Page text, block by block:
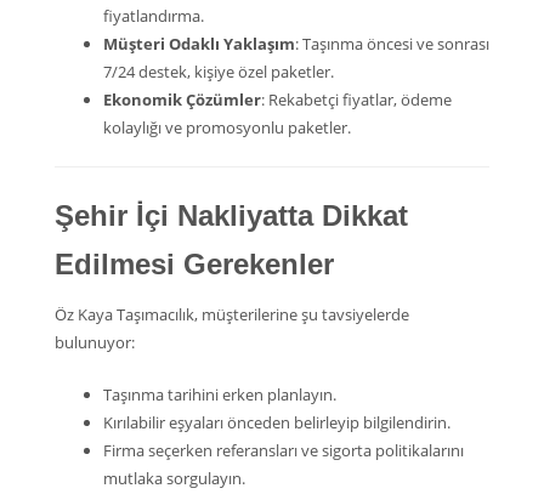
fiyatlandırma.
Müşteri Odaklı Yaklaşım: Taşınma öncesi ve sonrası
7/24 destek, kişiye özel paketler.
Ekonomik Çözümler: Rekabetçi fiyatlar, ödeme
kolaylığı ve promosyonlu paketler.
Şehir İçi Nakliyatta Dikkat
Edilmesi Gerekenler
Öz Kaya Taşımacılık, müşterilerine şu tavsiyelerde
bulunuyor:
Taşınma tarihini erken planlayın.
Kırılabilir eşyaları önceden belirleyip bilgilendirin.
Firma seçerken referansları ve sigorta politikalarını
mutlaka sorgulayın.